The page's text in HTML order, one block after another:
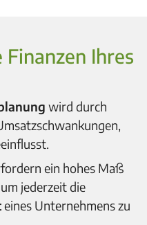
Finanzen Ihres
wird durch
ein hohes Maß
jederzeit die
eines Unternehmens zu